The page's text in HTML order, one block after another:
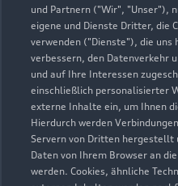
und Partnern ("Wir", "Unser"),
eigene und Dienste Dritter, die
verwenden ("Dienste"), die uns
verbessern, den Datenverkehr
und auf Ihre Interessen
einschließlich personalisierter
externe Inhalte ein, um Ihnen
Hierdurch werden
Servern von Dritten hergestellt
Daten von Ihrem Browser an
werden. Cookies, ähnliche
G & S
Servicepartner e-tron